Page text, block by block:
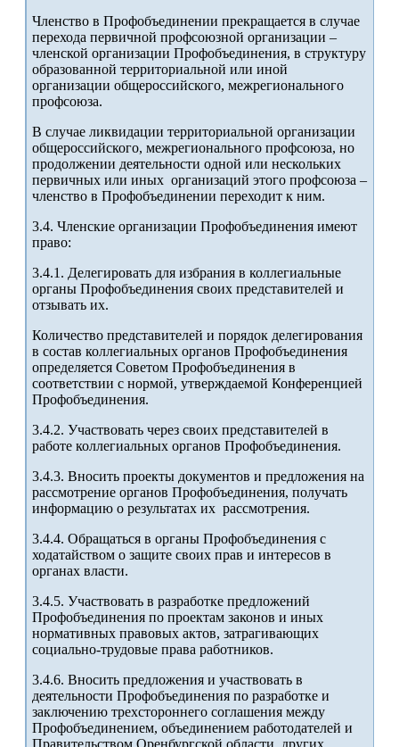
Членство в Профобъединении прекращается в случае
перехода первичной профсоюзной организации –
членской организации Профобъединения, в структуру
образованной территориальной или иной
организации общероссийского, межрегионального
профсоюза.
В случае ликвидации территориальной организации
общероссийского, межрегионального профсоюза, но
продолжении деятельности одной или нескольких
первичных или иных организаций этого профсоюза –
членство в Профобъединении переходит к ним.
3.4. Членские организации Профобъединения имеют
право:
3.4.1. Делегировать для избрания в коллегиальные
органы Профобъединения своих представителей и
отзывать их.
Количество представителей и порядок делегирования
в состав коллегиальных органов Профобъединения
определяется Советом Профобъединения в
соответствии с нормой, утверждаемой Конференцией
Профобъединения.
3.4.2. Участвовать через своих представителей в
работе коллегиальных органов Профобъединения.
3.4.3. Вносить проекты документов и предложения на
рассмотрение органов Профобъединения, получать
информацию о результатах их рассмотрения.
3.4.4. Обращаться в органы Профобъединения с
ходатайством о защите своих прав и интересов в
органах власти.
3.4.5. Участвовать в разработке предложений
Профобъединения по проектам законов и иных
нормативных правовых актов, затрагивающих
социально-трудовые права работников.
3.4.6. Вносить предложения и участвовать в
деятельности Профобъединения по разработке и
заключению трехстороннего соглашения между
Профобъединением, объединением работодателей и